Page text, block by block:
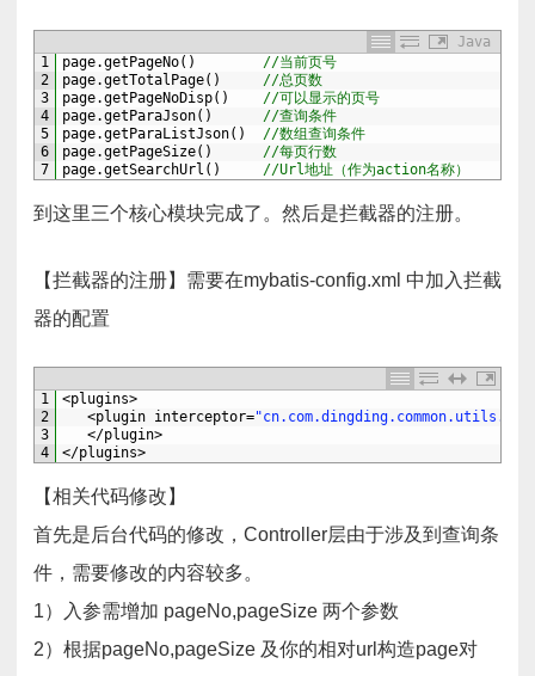
Java
1
2
3
4
5
6
7
page.getPageNo( )
//当前页号
page.getTotalPage( )
//总页数
page.getPageNoDisp( )
//可以显示的页号
page.getParaJson( )
//查询条件
page.getParaListJson( )
//数组查询条件
page.getPageSize( )
//每页行数
page.getSearchUrl ( ) //Url地址（作为action名称）
到这里三个核心模块完成了。然后是拦截器的注册。
【拦截器的注册】需要在mybatis-config.xml 中加入拦截
器的配置
1
2
3
4
<plugins>
<plugin interceptor=
</plugin>
</plugins>
【相关代码修改】
首先是后台代码的修改，Controller层由于涉及到查询条
件，需要修改的内容较多。
1）入参需增加 pageNo,pageSize 两个参数
2）根据pageNo,pageSize 及你的相对url构造page对